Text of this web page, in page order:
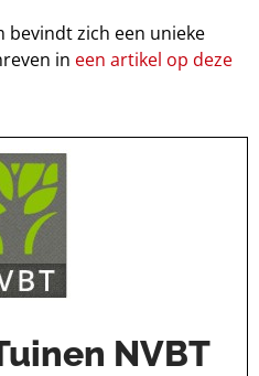
zich een unieke
in een artikel op deze
NVBT